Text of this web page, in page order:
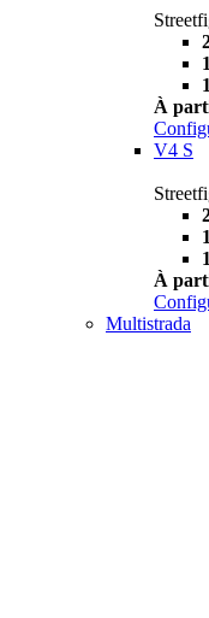
À
V4 S
À
Multistrada